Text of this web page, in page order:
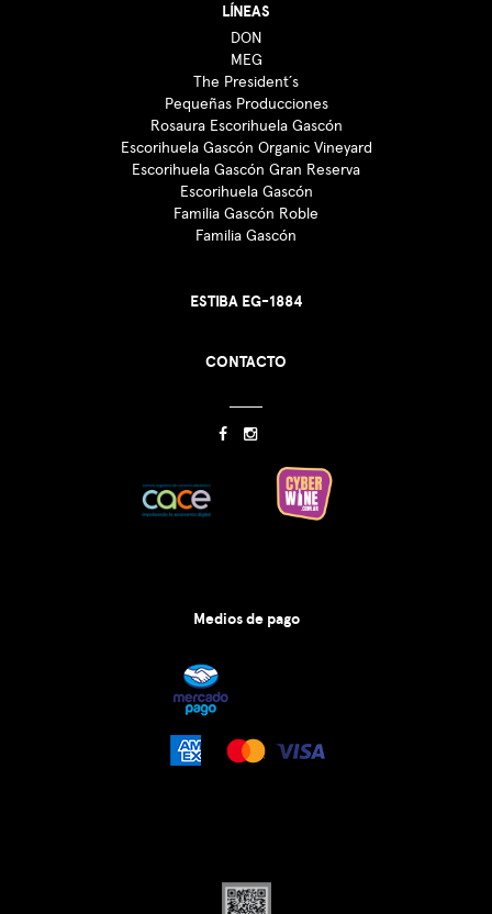
LÍNEAS
DON
MEG
The President´s
Pequeñas Producciones
Rosaura Escorihuela Gascón
Escorihuela Gascón Organic Vineyard
Escorihuela Gascón Gran Reserva
Escorihuela Gascón
Familia Gascón Roble
Familia Gascón
ESTIBA EG-1884
CONTACTO
Medios de pago